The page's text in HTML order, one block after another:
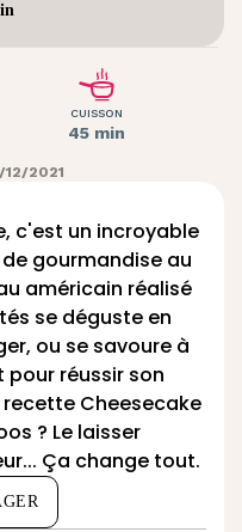
CUISSON
45 min
12/2021
c'est un incroyable
gourmandise au
américain réalisé
se déguste en
ou se savoure à
pour réussir son
Cheesecake
? Le laisser
Ça change tout.